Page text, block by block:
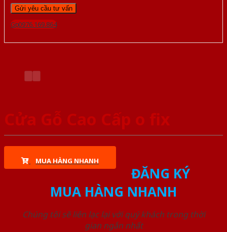
Gọi 0976.169.864
Cửa Gỗ Cao Cấp o fix
MUA HÀNG NHANH
ĐĂNG KÝ
MUA HÀNG NHANH
Chúng tôi sẽ liên lạc lại với quý khách trong thời
gian ngắn nhất